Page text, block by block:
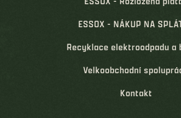
ESSOX - NÁKUP NA
Recyklace elektroodpadu a
Velkoobchodní
Kontakt